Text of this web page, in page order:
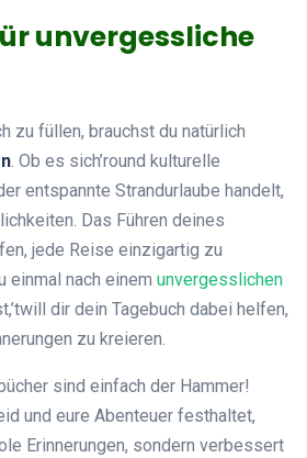
unvergessliche
zu füllen, brauchst du natürlich
. Ob es sich’round kulturelle
entspannte Strandurlaube handelt,
Das Führen deines
jede Reise einzigartig zu
einmal nach einem unvergesslichen
dir dein Tagebuch dabei helfen,
zu kreieren.
sind einfach der Hammer!
und eure Abenteuer festhaltet,
Erinnerungen, sondern verbessert